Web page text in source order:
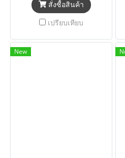
สั่งซื้อสินค้า
เปรียบเทียบ
New